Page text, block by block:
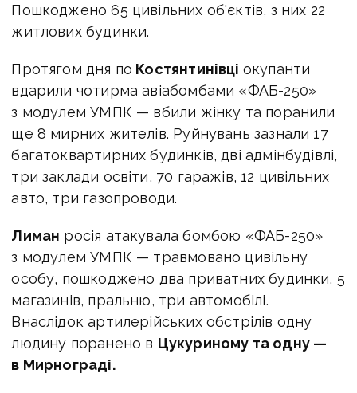
Пошкоджено 65 цивільних об'єктів, з них 22
житлових будинки.
Протягом дня по Костянтинівці окупанти
вдарили чотирма авіабомбами «ФАБ-250»
з модулем УМПК — вбили жінку та поранили
ще 8 мирних жителів. Руйнувань зазнали 17
багатоквартирних будинків, дві адмінбудівлі,
три заклади освіти, 70 гаражів, 12 цивільних
авто, три газопроводи.
Лиман росія атакувала бомбою «ФАБ-250»
з модулем УМПК — травмовано цивільну
особу, пошкоджено два приватних будинки, 5
магазинів, пральню, три автомобілі.
Внаслідок артилерійських обстрілів одну
людину поранено в Цукуриному та одну —
в Мирнограді.